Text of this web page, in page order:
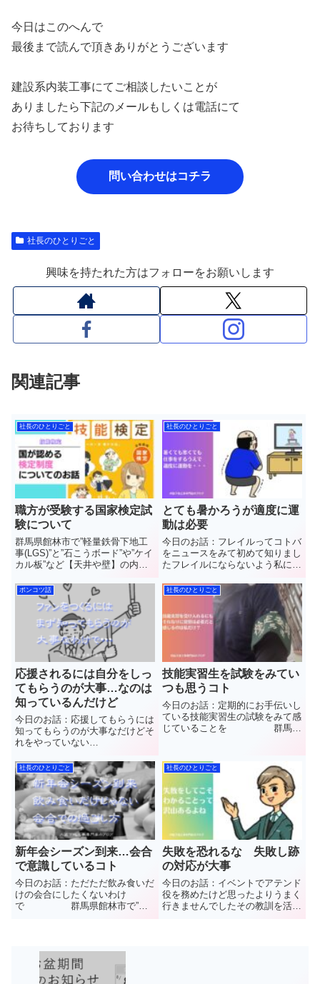
今日はこのへんで
最後まで読んで頂きありがとうございます
建設系内装工事にてご相談したいことが
ありましたら下記のメールもしくは電話にて
お待ちしております
問い合わせはコチラ
社長のひとりごと
興味を持たれた方はフォローをお願いします
関連記事
社長のひとりごと
職方が受験する国家検定試
験について
群馬県館林市で”軽量鉄骨下地工
事(LGS)”と”石こうボード”や”ケイ
カル板”など【天井や壁】の内装
装の中島と申します普段見ること
のできない天井や壁のウラ側や建
設業界のことなど工事をしている
者の視点で情報を発...
社長のひとりごと
とても暑かろうが適度に運
動は必要
今日のお話：フレイルってコトバ
をニュースをみて初めて知りまし
たフレイルにならないよう私にで
た 群馬県館林市で”軽
量鉄骨下地工事(LGS)”と”石こう
ボード”や”ケイカル板”など【天井
や壁】の内装工事を施工してい...
ポンコツ話
応援されるには自分をしっ
てもらうのが大事…なのは
知っているんだけど
今日のお話：応援してもらうには
知ってもらうのが大事なだけどそ
れをやっていない
で”軽量鉄骨下地工事(LGS)”と”石
こうボード”や”ケイカル板”など
【天井や壁】の内装工事を施工し
ています(株)中島内装の中島と申
し...
社長のひとりごと
技能実習生を試験をみてい
つも思うコト
今日のお話：定期的にお手伝いし
ている技能実習生の試験をみて感
じていることを 群馬県
ル板”など【天井や壁】の内装工
事を施工しています(株)中島内装
の中島と申します普段見...
社長のひとりごと
新年会シーズン到来…会合
で意識しているコト
今日のお話：ただただ飲み食いだ
けの会合にしたくないわけ
で 群馬県館林市で”軽
す(株)中島内装の中島と申します
普段見ることのできない天...
社長のひとりごと
失敗を恐れるな 失敗し跡
の対応が大事
今日のお話：イベントでアテンド
役を務めたけど思ったよりうまく
行きませんでしたその教訓を活か